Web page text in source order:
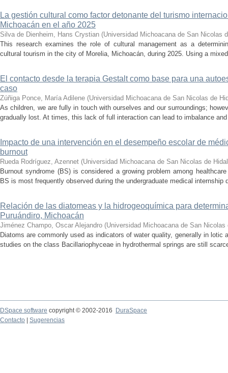
La gestión cultural como factor detonante del turismo
Michoacán en el año 2025
Silva de Dienheim, Hans Crystian (Universidad Michoacana de San Nicolas
This research examines the role of cultural management as a
cultural tourism in the city of Morelia, Michoacán, during 2025. Using a
El contacto desde la terapia Gestalt como base para una
caso
Zúñiga Ponce, María Adilene (Universidad Michoacana de San Nicolas de
As children, we are fully in touch with ourselves and our surroundings;
gradually lost. At times, this lack of full interaction can lead to imbalance
Impacto de una intervención en el desempeño escolar de
burnout
Rueda Rodríguez, Azennet (Universidad Michoacana de San Nicolas de
Burnout syndrome (BS) is considered a growing problem among
BS is most frequently observed during the undergraduate medical
Relación de las diatomeas y la hidrogeoquímica para
Puruándiro, Michoacán
Jiménez Champo, Oscar Alejandro (Universidad Michoacana de San Nicolas
Diatoms are commonly used as indicators of water quality, generally in
studies on the class Bacillariophyceae in hydrothermal springs are still
DSpace software copyright © 2002-2016
DuraSpace
Contacto
Sugerencias